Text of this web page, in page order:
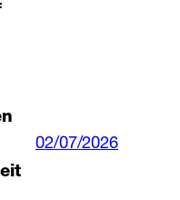
02/07/2026